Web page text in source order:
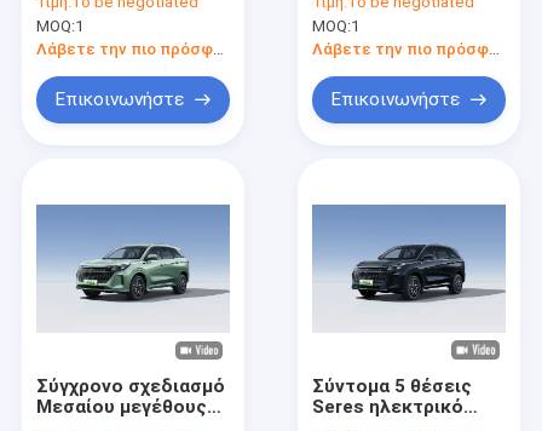
προσιτή και
απαλλαγμένη από
εκπομπές οδήγηση
MOQ:1
Λάβετε την πιο πρόσφατη τιμή
Επικοινωνήστε
Premium Style
Μεσαίου μεγέθους
Ηλεκτρικό SUV
MOQ:1
Επικοινωνήστε
Σύγχρονο σχεδιασμό
Μεσαίου μεγέθους
Σύντομα 5 θέσεις
Seres ηλεκτρικό